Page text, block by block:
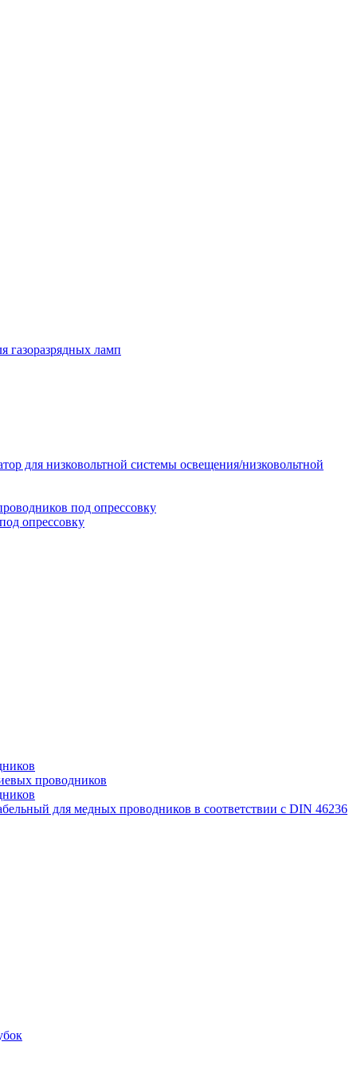
газоразрядных ламп
для низковольтной системы освещения/низковольтной
под опрессовку
опрессовку
проводников
для медных проводников в соответствии с DIN 46236